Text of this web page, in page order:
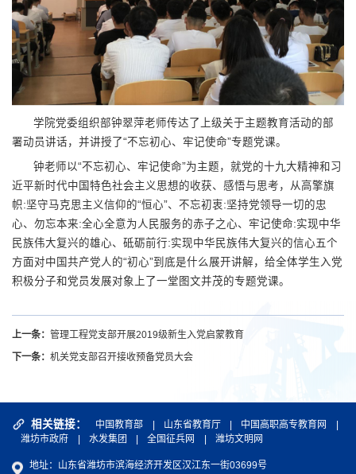
学院党委组织部钟翠萍老师传达了上级关于主题教育活动的部
署动员讲话，并讲授了“不忘初心、牢记使命”专题党课。
钟老师以“不忘初心、牢记使命”为主题，就党的十九大精神和习
近平新时代中国特色社会主义思想的收获、感悟与思考，从高擎旗
帜:坚守马克思主义信仰的“恒心”、不忘初衷:坚持党领导一切的忠
心、勿忘本来:全心全意为人民服务的赤子之心、牢记使命:实现中华
民族伟大复兴的雄心、砥砺前行:实现中华民族伟大复兴的信心五个
方面对中国共产党人的“初心”到底是什么展开讲解，给全体学生入党
积极分子和党员发展对象上了一堂图文并茂的专题党课。
上一条： 管理工程党支部开展2019级新生入党启蒙教育
下一条： 机关党支部召开接收预备党员大会
相关链接： 中国教育部 | 山东省教育厅 | 中国高职高专教育网
|
潍坊市政府
| 水发集团 | 全国征兵网 | 潍坊文明网
地址：山东省潍坊市滨海经济开发区汉江东一街03699号